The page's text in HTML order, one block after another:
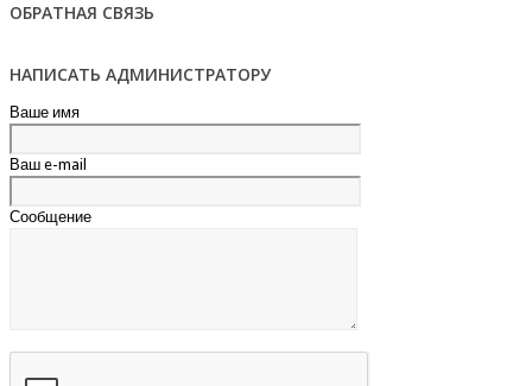
ОБРАТНАЯ СВЯЗЬ
НАПИСАТЬ АДМИНИСТРАТОРУ
Ваше имя
Ваш e-mail
Сообщение